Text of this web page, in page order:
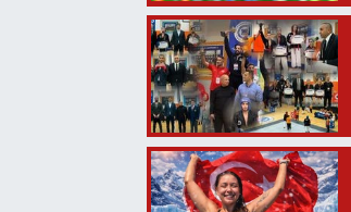
Vücut Geliştirme Fitness